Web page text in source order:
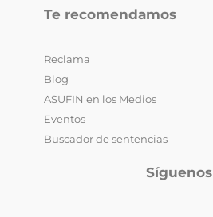
Te recomendamos
Reclama
Blog
ASUFIN en los Medios
Eventos
Buscador de sentencias
Síguenos